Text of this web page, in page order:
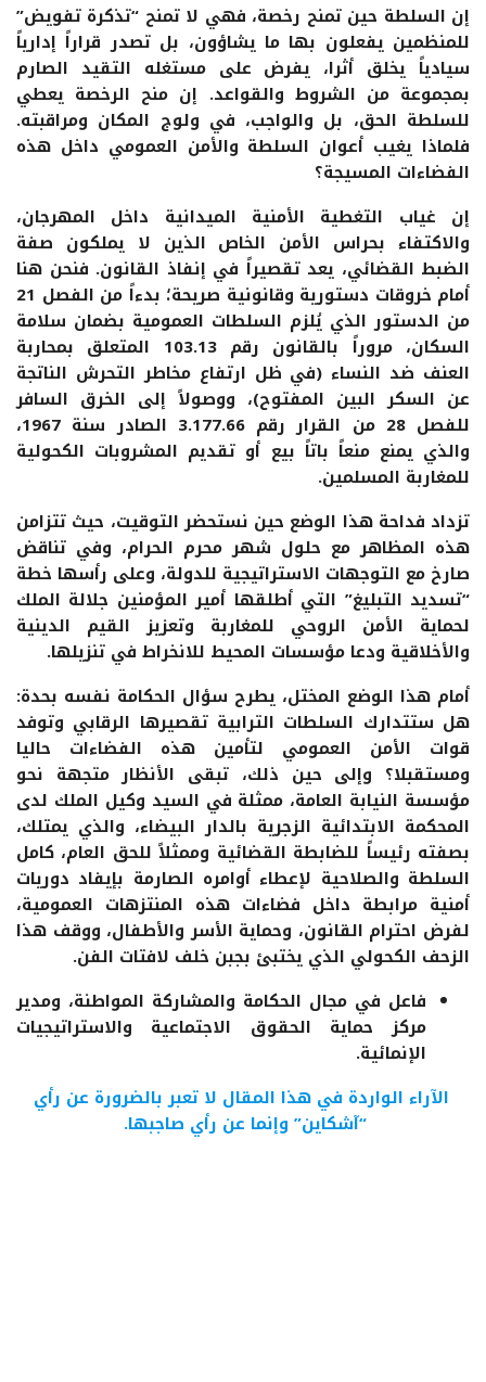
إن السلطة حين تمنح رخصة، فهي لا تمنح “تذكرة تفويض”
للمنظمين يفعلون بها ما يشاؤون، بل تصدر قراراً إدارياً
سيادياً يخلق أثرا، يفرض على مستغله التقيد الصارم
بمجموعة من الشروط والقواعد. إن منح الرخصة يعطي
للسلطة الحق، بل والواجب، في ولوج المكان ومراقبته.
فلماذا يغيب أعوان السلطة والأمن العمومي داخل هذه
الفضاءات المسيجة؟
إن غياب التغطية الأمنية الميدانية داخل المهرجان،
والاكتفاء بحراس الأمن الخاص الذين لا يملكون صفة
الضبط القضائي، يعد تقصيراً في إنفاذ القانون. فنحن هنا
أمام خروقات دستورية وقانونية صريحة؛ بدءاً من الفصل 21
من الدستور الذي يُلزم السلطات العمومية بضمان سلامة
السكان، مروراً بالقانون رقم 103.13 المتعلق بمحاربة
العنف ضد النساء (في ظل ارتفاع مخاطر التحرش الناتجة
عن السكر البين المفتوح)، ووصولاً إلى الخرق السافر
للفصل 28 من القرار رقم 3.177.66 الصادر سنة 1967،
والذي يمنع منعاً باتاً بيع أو تقديم المشروبات الكحولية
للمغاربة المسلمين.
تزداد فداحة هذا الوضع حين نستحضر التوقيت، حيث تتزامن
هذه المظاهر مع حلول شهر محرم الحرام، وفي تناقض
صارخ مع التوجهات الاستراتيجية للدولة، وعلى رأسها خطة
“تسديد التبليغ” التي أطلقها أمير المؤمنين جلالة الملك
لحماية الأمن الروحي للمغاربة وتعزيز القيم الدينية
والأخلاقية ودعا مؤسسات المحيط للانخراط في تنزيلها.
أمام هذا الوضع المختل، يطرح سؤال الحكامة نفسه بحدة:
هل ستتدارك السلطات الترابية تقصيرها الرقابي وتوفد
قوات الأمن العمومي لتأمين هذه الفضاءات حاليا
ومستقبلا؟ وإلى حين ذلك، تبقى الأنظار متجهة نحو
مؤسسة النيابة العامة، ممثلة في السيد وكيل الملك لدى
المحكمة الابتدائية الزجرية بالدار البيضاء، والذي يمتلك،
بصفته رئيساً للضابطة القضائية وممثلاً للحق العام، كامل
السلطة والصلاحية لإعطاء أوامره الصارمة بإيفاد دوريات
أمنية مرابطة داخل فضاءات هذه المنتزهات العمومية،
لفرض احترام القانون، وحماية الأسر والأطفال، ووقف هذا
الزحف الكحولي الذي يختبئ بجبن خلف لافتات الفن.
فاعل في مجال الحكامة والمشاركة المواطنة، ومدير
مركز حماية الحقوق الاجتماعية والاستراتيجيات
الإنمائية.
الآراء الواردة في هذا المقال لا تعبر بالضرورة عن رأي
“آشكاين” وإنما عن رأي صاجبها.